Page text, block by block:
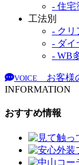
- 住宅
工法別
- クリ
- ダイ
- WB
VOICE
お客様
INFORMATION
おすすめ情報